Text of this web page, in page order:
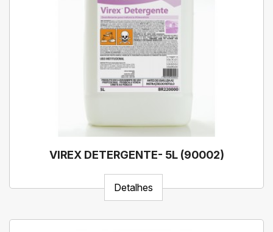
VIREX DETERGENTE- 5L (90002)
Detalhes